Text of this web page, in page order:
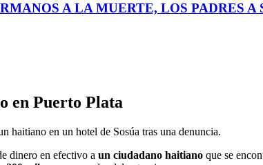
A LA MUERTE, LOS PADRES
en Puerto Plata
haitiano en un hotel de Sosúa tras una denuncia.
dinero en efectivo a un ciudadano haitiano que se